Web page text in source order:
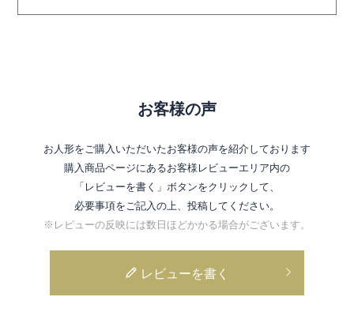
お客様の声
お人形をご購入いただいたお客様の声を紹介しております
購入商品ページにあるお客様レビューエリア内の
「レビューを書く」ボタンをクリックして、
必要事項をご記入の上、投稿してください。
※レビューの反映には数日ほどかかる場合がございます。
レビューを書く